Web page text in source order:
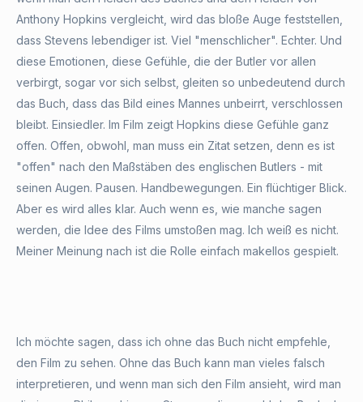
Anthony Hopkins vergleicht, wird das bloße Auge feststellen,
dass Stevens lebendiger ist. Viel "menschlicher". Echter. Und
diese Emotionen, diese Gefühle, die der Butler vor allen
verbirgt, sogar vor sich selbst, gleiten so unbedeutend durch
das Buch, dass das Bild eines Mannes unbeirrt, verschlossen
bleibt. Einsiedler. Im Film zeigt Hopkins diese Gefühle ganz
offen. Offen, obwohl, man muss ein Zitat setzen, denn es ist
"offen" nach den Maßstäben des englischen Butlers - mit
seinen Augen. Pausen. Handbewegungen. Ein flüchtiger Blick.
Aber es wird alles klar. Auch wenn es, wie manche sagen
werden, die Idee des Films umstoßen mag. Ich weiß es nicht.
Meiner Meinung nach ist die Rolle einfach makellos gespielt.
Ich möchte sagen, dass ich ohne das Buch nicht empfehle,
den Film zu sehen. Ohne das Buch kann man vieles falsch
interpretieren, und wenn man sich den Film ansieht, wird man